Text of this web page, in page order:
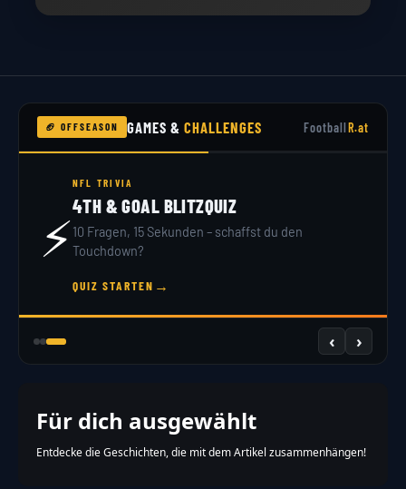
🏈 OFFSEASON GAMES &CHALLENGES FootballR.at
⚡
NFL TRIVIA
4TH & GOAL BLITZQUIZ
10 Fragen, 15 Sekunden – schaffst du den
Touchdown?
QUIZ STARTEN →
‹ ›
Für dich ausgewählt
Entdecke die Geschichten, die mit dem Artikel zusammenhängen!